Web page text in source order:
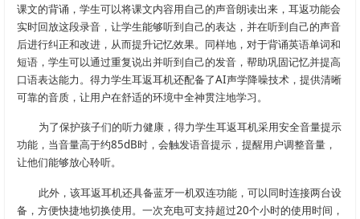
课文的背诵，学生可以将课文内容用自己的声音朗读出来，耳返功能会
实时回放这段录音，让学生能够听到自己的表达，并在听到自己的声音
后进行纠正和改进，从而提升记忆效果。同样地，对于背诵英语单词和
短语，学生可以通过重复说出并听到自己的发音，帮助巩固记忆并提高
口语表达能力。得力学生耳返耳机还配备了AI声学降噪技术，提供清晰
可靠的音质，让用户在舒适的环境中全神贯注地学习。
为了保护孩子们的听力健康，得力学生耳返耳机采用安全音量提示
功能，当音量高于约85dB时，会触发语音提示，提醒用户调整音量，
让他们能够放心聆听。
此外，该耳返耳机还具备蓝牙一机双连功能，可以同时连接两台设
备，方便快捷地切换使用。一次充电可支持超过20个小时的使用时间，